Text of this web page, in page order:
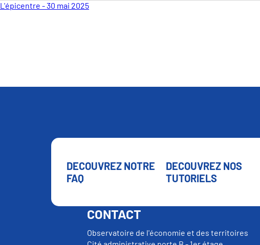
L'épicentre - 30 mai 2025
DECOUVREZ NOTRE
FAQ
DECOUVREZ NOS
TUTORIELS
CONTACT
Observatoire de l'économie et des territoires